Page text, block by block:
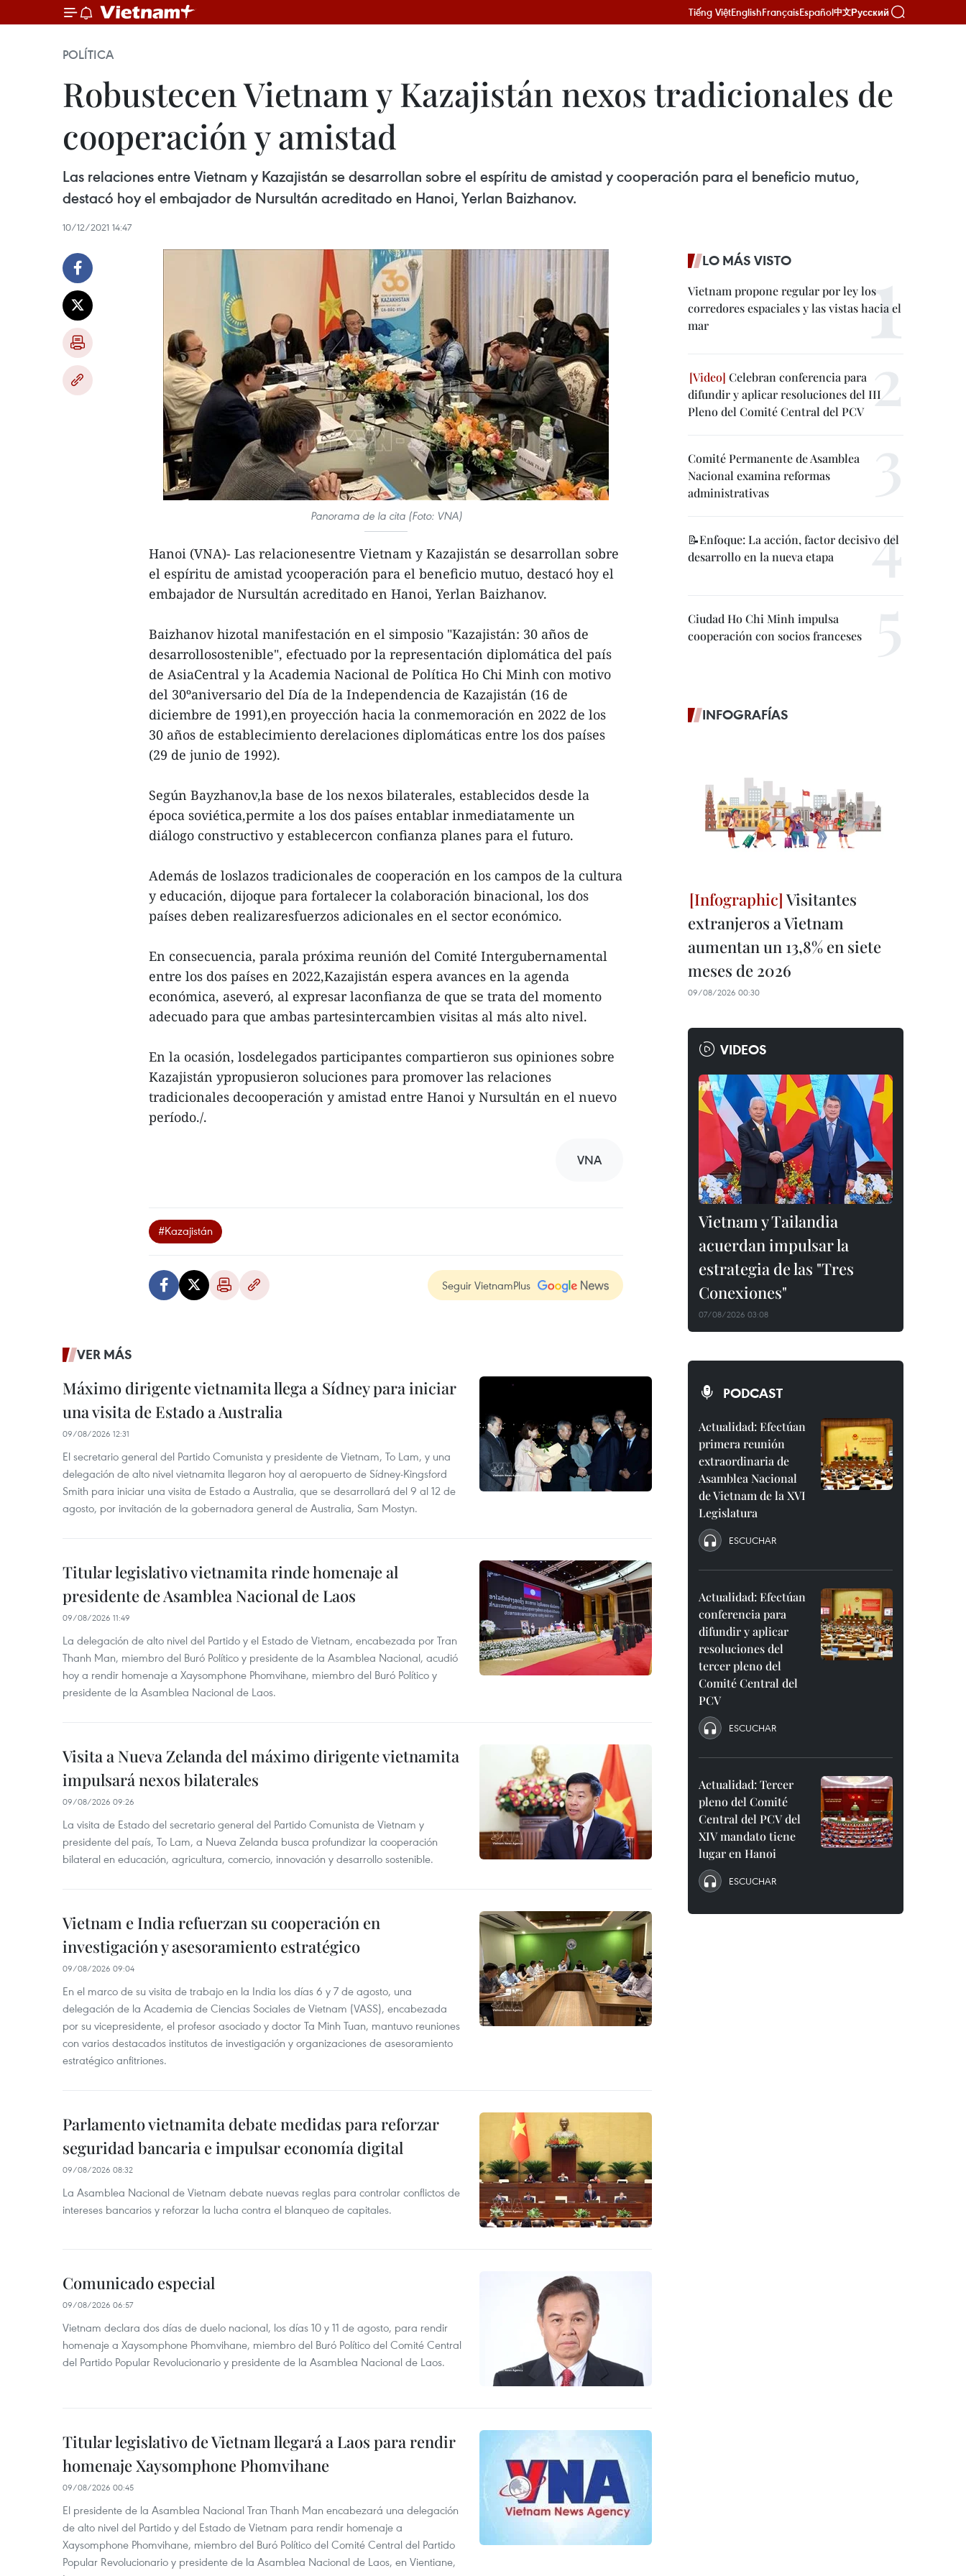
Tiếng ViệtEnglishFrançaisEspañol中文Русский
POLÍTICA
Robustecen Vietnam y Kazajistán nexos tradicionales de
cooperación y amistad
Las relaciones entre Vietnam y Kazajistán se desarrollan sobre el espíritu de amistad y cooperación para el beneficio mutuo,
destacó hoy el embajador de Nursultán acreditado en Hanoi, Yerlan Baizhanov.
10/12/2021 14:47
Panorama de la cita (Foto: VNA)
Hanoi (VNA)- Las relacionesentre Vietnam y Kazajistán se desarrollan sobre
el espíritu de amistad ycooperación para el beneficio mutuo, destacó hoy el
embajador de Nursultán acreditado en Hanoi, Yerlan Baizhanov.
Baizhanov hizotal manifestación en el simposio "Kazajistán: 30 años de
desarrollosostenible", efectuado por la representación diplomática del país
de AsiaCentral y la Academia Nacional de Política Ho Chi Minh con motivo
del 30ºaniversario del Día de la Independencia de Kazajistán (16 de
diciembre de 1991),en proyección hacia la conmemoración en 2022 de los
30 años de establecimiento derelaciones diplomáticas entre los dos países
(29 de junio de 1992).
Según Bayzhanov,la base de los nexos bilaterales, establecidos desde la
época soviética,permite a los dos países entablar inmediatamente un
diálogo constructivo y establecercon confianza planes para el futuro.
Además de loslazos tradicionales de cooperación en los campos de la cultura
y educación, dijoque para fortalecer la colaboración binacional, los dos
países deben realizaresfuerzos adicionales en el sector económico.
En consecuencia, parala próxima reunión del Comité Intergubernamental
entre los dos países en 2022,Kazajistán espera avances en la agenda
económica, aseveró, al expresar laconfianza de que se trata del momento
adecuado para que ambas partesintercambien visitas al más alto nivel.
En la ocasión, losdelegados participantes compartieron sus opiniones sobre
Kazajistán ypropusieron soluciones para promover las relaciones
tradicionales decooperación y amistad entre Hanoi y Nursultán en el nuevo
período./.
VNA
#Kazajistán
Seguir VietnamPlus
VER MÁS
Máximo dirigente vietnamita llega a Sídney para iniciar
una visita de Estado a Australia
09/08/2026 12:31
El secretario general del Partido Comunista y presidente de Vietnam, To Lam, y una
delegación de alto nivel vietnamita llegaron hoy al aeropuerto de Sídney-Kingsford
Smith para iniciar una visita de Estado a Australia, que se desarrollará del 9 al 12 de
agosto, por invitación de la gobernadora general de Australia, Sam Mostyn.
Titular legislativo vietnamita rinde homenaje al
presidente de Asamblea Nacional de Laos
09/08/2026 11:49
La delegación de alto nivel del Partido y el Estado de Vietnam, encabezada por Tran
Thanh Man, miembro del Buró Político y presidente de la Asamblea Nacional, acudió
hoy a rendir homenaje a Xaysomphone Phomvihane, miembro del Buró Político y
presidente de la Asamblea Nacional de Laos.
Visita a Nueva Zelanda del máximo dirigente vietnamita
impulsará nexos bilaterales
09/08/2026 09:26
La visita de Estado del secretario general del Partido Comunista de Vietnam y
presidente del país, To Lam, a Nueva Zelanda busca profundizar la cooperación
bilateral en educación, agricultura, comercio, innovación y desarrollo sostenible.
Vietnam e India refuerzan su cooperación en
investigación y asesoramiento estratégico
09/08/2026 09:04
En el marco de su visita de trabajo en la India los días 6 y 7 de agosto, una
delegación de la Academia de Ciencias Sociales de Vietnam (VASS), encabezada
por su vicepresidente, el profesor asociado y doctor Ta Minh Tuan, mantuvo reuniones
con varios destacados institutos de investigación y organizaciones de asesoramiento
estratégico anfitriones.
Parlamento vietnamita debate medidas para reforzar
seguridad bancaria e impulsar economía digital
09/08/2026 08:32
La Asamblea Nacional de Vietnam debate nuevas reglas para controlar conflictos de
intereses bancarios y reforzar la lucha contra el blanqueo de capitales.
Comunicado especial
09/08/2026 06:57
Vietnam declara dos días de duelo nacional, los días 10 y 11 de agosto, para rendir
homenaje a Xaysomphone Phomvihane, miembro del Buró Político del Comité Central
del Partido Popular Revolucionario y presidente de la Asamblea Nacional de Laos.
Titular legislativo de Vietnam llegará a Laos para rendir
homenaje Xaysomphone Phomvihane
09/08/2026 00:45
El presidente de la Asamblea Nacional Tran Thanh Man encabezará una delegación
de alto nivel del Partido y del Estado de Vietnam para rendir homenaje a
Xaysomphone Phomvihane, miembro del Buró Político del Comité Central del Partido
Popular Revolucionario y presidente de la Asamblea Nacional de Laos, en Vientiane,
LO MÁS VISTO
Vietnam propone regular por ley los
corredores espaciales y las vistas hacia el
mar
Celebran conferencia para
difundir y aplicar resoluciones del III
Pleno del Comité Central del PCV
Comité Permanente de Asamblea
Nacional examina reformas
administrativas
📝Enfoque: La acción, factor decisivo del
desarrollo en la nueva etapa
Ciudad Ho Chi Minh impulsa
cooperación con socios franceses
INFOGRAFÍAS
Visitantes
extranjeros a Vietnam
aumentan un 13,8% en siete
meses de 2026
09/08/2026 00:30
VIDEOS
Vietnam y Tailandia
acuerdan impulsar la
estrategia de las "Tres
Conexiones"
07/08/2026 03:08
PODCAST
Actualidad: Efectúan
primera reunión
extraordinaria de
Asamblea Nacional
de Vietnam de la XVI
Legislatura
ESCUCHAR
Actualidad: Efectúan
conferencia para
difundir y aplicar
resoluciones del
tercer pleno del
Comité Central del
PCV
ESCUCHAR
Actualidad: Tercer
pleno del Comité
Central del PCV del
XIV mandato tiene
lugar en Hanoi
ESCUCHAR